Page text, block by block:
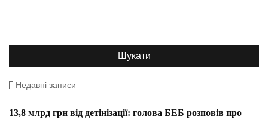
Недавні записи
13,8 млрд грн від детінізації: голова БЕБ розповів про